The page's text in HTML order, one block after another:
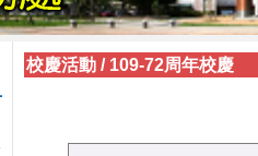
校慶活動/ 109-72周年校慶